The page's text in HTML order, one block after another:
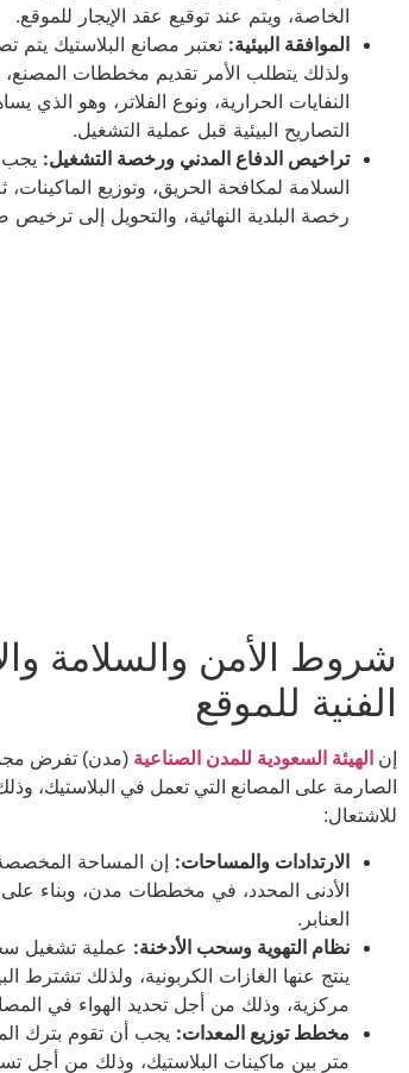
الخاصة، ويتم عند توقيع عقد الإيجار للموقع.
الموافقة البيئية: تعتبر مصانع البلاستيك يتم
ولذلك يتطلب الأمر تقديم مخططات
النفايات الحرارية، ونوع الفلاتر، وهو
التصاريح البيئية قبل عملية التشغيل.
تراخيص الدفاع المدني ورخصة التشغيل: يجب
السلامة لمكافحة الحريق، وتوزيع
رخصة البلدية النهائية، والتحويل إلى ترخيص
شروط الأمن والسلامة
الفنية للموقع
إن الهيئة السعودية للمدن الصناعية (مدن) تفرض
الصارمة على المصانع التي تعمل في البلاستيك،
للاشتعال:
الارتدادات والمساحات: إن المساحة
الأدنى المحدد، في مخططات مدن، وبناء على
العنابر.
نظام التهوية وسحب الأدخنة: عملية تشغيل
ينتج عنها الغازات الكربونية، ولذلك تشترط
مركزية، وذلك من أجل تحديد الهواء في
مخطط توزيع المعدات:
متر بين ماكينات البلاستيك، وذلك من أجل